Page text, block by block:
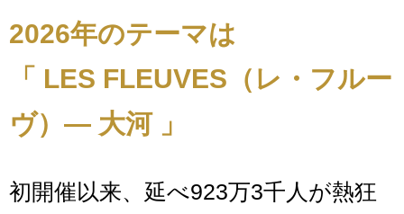
2026年のテーマは
「 LES FLEUVES（レ・フルー
ヴ）― 大河 」
初開催以来、延べ923万3千人が熱狂